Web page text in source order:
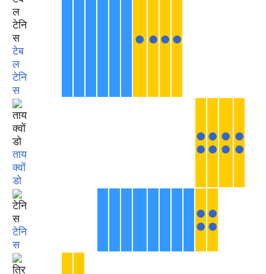
टेब
ल
टेनि
स
● ● ● ●
ताय
क्वों
डो
●
●
●
●
●
●
●
●
टेनि
स
●
●
●
●